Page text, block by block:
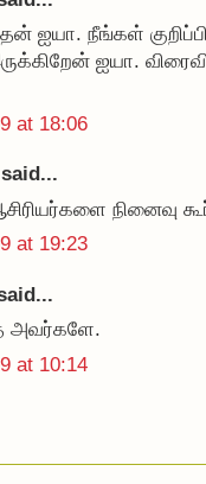
ஐயா. நீங்கள்
ஐயா.
at 18:06
said...
நினைவு
at 19:23
அவர்களே.
at 10:14